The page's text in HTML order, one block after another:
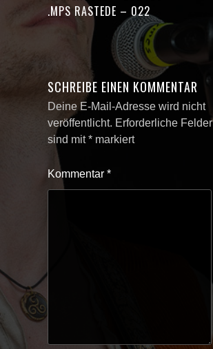
.MPS RASTEDE – 022
SCHREIBE EINEN KOMMENTAR
Deine E-Mail-Adresse wird nicht
veröffentlicht. Erforderliche Felder
sind mit* markiert
Kommentar *